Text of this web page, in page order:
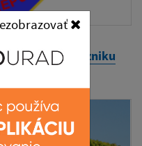
vzniku